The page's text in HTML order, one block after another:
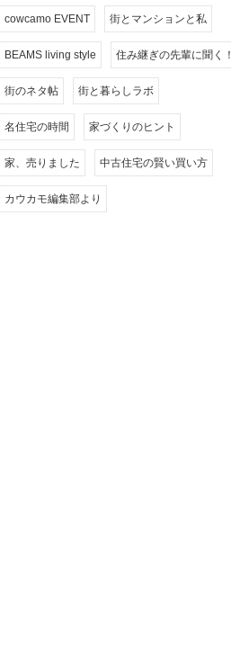
cowcamo EVENT 街とマンションと私
BEAMS living style 住み継ぎの先輩に聞く！
街のネタ帖 街と暮らしラボ
名住宅の時間 家づくりのヒント
家、売りました 中古住宅の賢い買い方
カウカモ編集部より